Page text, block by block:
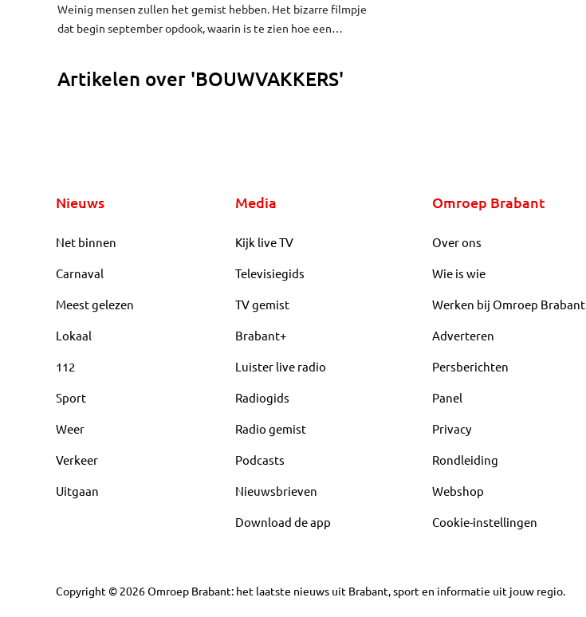
Weinig mensen zullen het gemist hebben. Het bizarre filmpje
dat begin september opdook, waarin is te zien hoe een
maar het blijkt geen op zichzelf staand incident. Vakbond FNV
Artikelen over 'BOUWVAKKERS'
Nieuws
Net binnen
Carnaval
Meest gelezen
Lokaal
112
Sport
Weer
Verkeer
Uitgaan
Media
Kijk live TV
Televisiegids
TV gemist
Brabant+
Luister live radio
Radiogids
Radio gemist
Podcasts
Nieuwsbrieven
Download de app
Omroep Brabant
Over ons
Wie is wie
Werken bij Omroep Brabant
Adverteren
Persberichten
Panel
Privacy
Rondleiding
Webshop
Cookie-instellingen
Copyright © 2026Omroep Brabant: het laatste nieuws uit Brabant, sport en informatie uit jouw regio.